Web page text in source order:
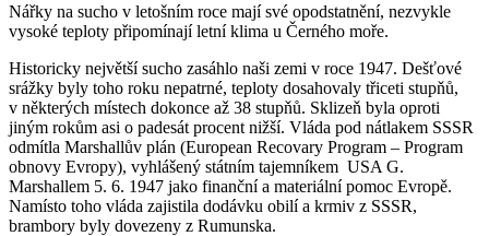
Nářky na sucho v letošním roce mají své opodstatnění, nezvykle
vysoké teploty připomínají letní klima u Černého moře.
Historicky největší sucho zasáhlo naši zemi v roce 1947. Dešťové
srážky byly toho roku nepatrné, teploty dosahovaly třiceti stupňů,
v některých místech dokonce až 38 stupňů. Sklizeň byla oproti
jiným rokům asi o padesát procent nižší. Vláda pod nátlakem SSSR
odmítla Marshallův plán (European Recovary Program – Program
obnovy Evropy), vyhlášený státním tajemníkem USA G.
Marshallem 5. 6. 1947 jako finanční a materiální pomoc Evropě.
Namísto toho vláda zajistila dodávku obilí a krmiv z SSSR,
brambory byly dovezeny z Rumunska.